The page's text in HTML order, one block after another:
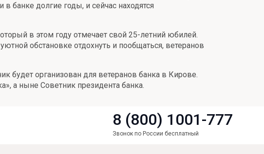
банке долгие годы, и сейчас находятся
в этом году отмечает свой 25-летний юбилей.
обстановке отдохнуть и пообщаться, ветеранов
будет организован для ветеранов банка в Кирове.
а ныне Советник президента банка.
8 (800) 1001-777
Звонок по России бесплатный